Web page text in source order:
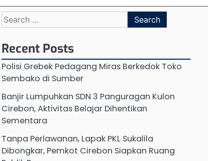
Search
for:
Recent Posts
Polisi Grebek Pedagang Miras Berkedok Toko
Sembako di Sumber
Banjir Lumpuhkan SDN 3 Panguragan Kulon
Cirebon, Aktivitas Belajar Dihentikan
Sementara
Tanpa Perlawanan, Lapak PKL Sukalila
Dibongkar, Pemkot Cirebon Siapkan Ruang